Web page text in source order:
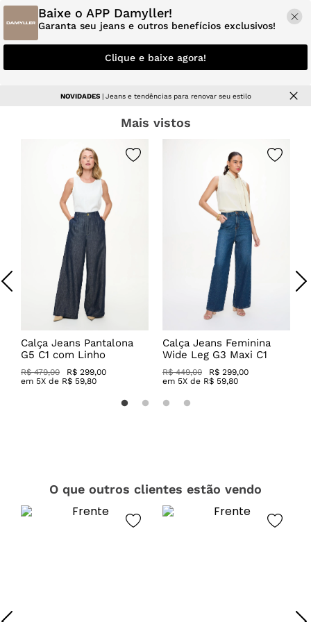
Baixe o APP Damyller!
Garanta seu jeans e outros benefícios exclusivos!
Clique e baixe agora!
NOVIDADES| Jeans e tendências para renovar seu estilo
Mais vistos
Calça Jeans Pantalona
G5 C1 com Linho
R$ 479,00
R$ 299,00
em 5X de R$ 59,80
Calça Jeans Feminina
Wide Leg G3 Maxi C1
R$ 449,00
R$ 299,00
em 5X de R$ 59,80
O que outros clientes estão vendo